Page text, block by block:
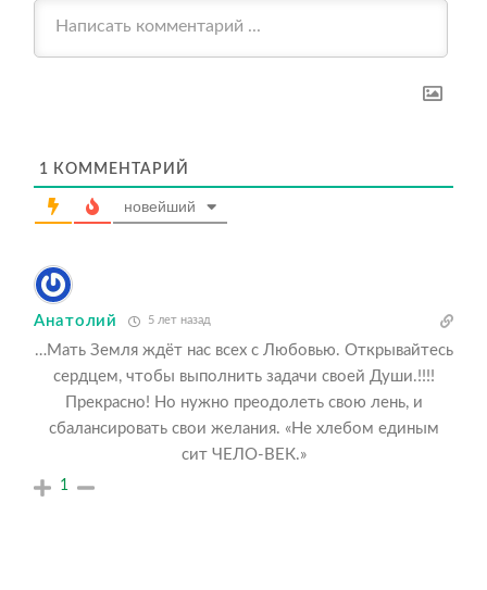
1 КОММЕНТАРИЙ
новейший
Анатолий 5 лет назад
…Мать Земля ждёт нас всех с Любовью. Открывайтесь
сердцем, чтобы выполнить задачи своей Души.!!!!
Прекрасно! Но нужно преодолеть свою лень, и
сбалансировать свои желания. «Не хлебом единым
сит ЧЕЛО-ВЕК.»
1